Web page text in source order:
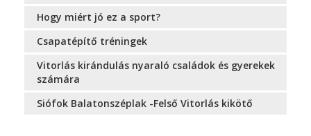
Hogy miért jó ez a sport?
Csapatépítő tréningek
Vitorlás kirándulás nyaraló családok és gyerekek
számára
Siófok Balatonszéplak -Felső Vitorlás kikötő